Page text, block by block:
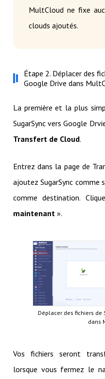
MultCloud ne fixe
clouds ajoutés.
Étape 2. Déplacer des
Google Drive dans
La première et la plus
SugarSync vers Google
Transfert de Cloud.
Entrez dans la page de
ajoutez SugarSync comme
comme destination.
maintenant».
Déplacer des fichiers de
dans
Vos fichiers seront
lorsque vous fermez le